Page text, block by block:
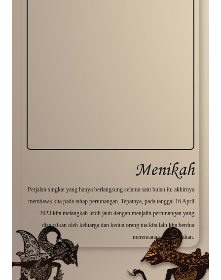
Menikah
Perjalan singkat yang hanya berlangsung selama satu bulan itu akhirnya
membawa kita pada tahap pertunangan. Tepatnya, pada tanggal 16 April
2023 kita melangkah lebih jauh dengan menjalin pertunangan yang
disaksikan oleh keluarga dan kedua orang tua kita lalu kita berdua
merencanakan pernikahan.